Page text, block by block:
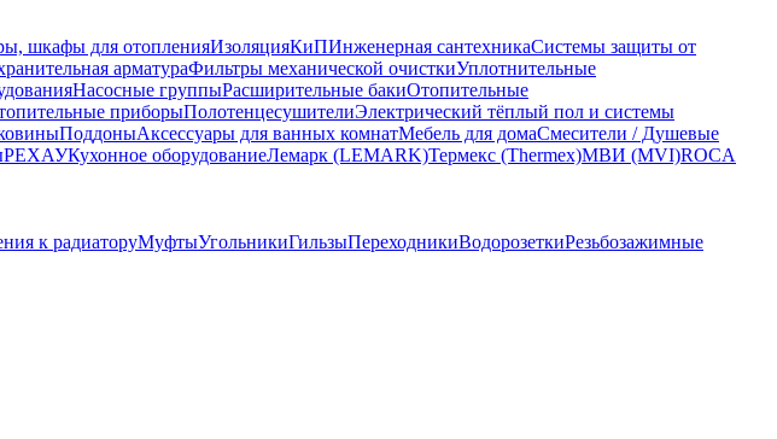
шкафы для отопленияИзоляцияКиПИнженерная сантехникаСистемы защиты от
арматураФильтры механической очисткиУплотнительные
Насосные группыРасширительные бакиОтопительные
приборыПолотенцесушителиЭлектрический тёплый пол и системы
ПоддоныАксессуары для ванных комнатМебель для домаСмесители / Душевые
РЕХАУКухонное оборудованиеЛемарк (LEMARK)Термекс (Thermex)МВИ (MVI)ROCA
к радиаторуМуфтыУгольникиГильзыПереходникиВодорозеткиРезьбозажимные